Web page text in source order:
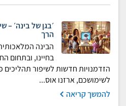
׳בגן של בינה׳ –
הרך
בחיינו, ובתחום
הזדמנויות חדשות לשיפור תהליכים
לשימושכם, ארזנו אוס...
להמשך קריאה